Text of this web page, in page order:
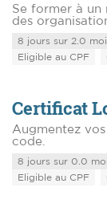
Se former à un
des
8 jours sur 2.0
Eligible au CPF
Certificat
Augmentez
code.
8 jours sur 0.0
Eligible au CPF